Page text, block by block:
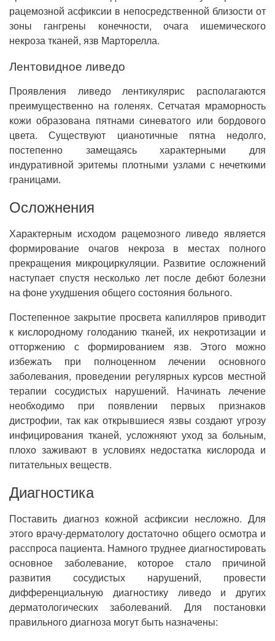
рацемозной асфиксии в непосредственной близости от
зоны гангрены конечности, очага ишемического
некроза тканей, язв Марторелла.
Лентовидное ливедо
Проявления ливедо лентикулярис располагаются
преимущественно на голенях. Сетчатая мраморность
кожи образована пятнами синеватого или бордового
цвета. Существуют цианотичные пятна недолго,
постепенно замещаясь характерными для
индуративной эритемы плотными узлами с нечеткими
границами.
Осложнения
Характерным исходом рацемозного ливедо является
формирование очагов некроза в местах полного
прекращения микроциркуляции. Развитие осложнений
наступает спустя несколько лет после дебют болезни
на фоне ухудшения общего состояния больного.
Постепенное закрытие просвета капилляров приводит
к кислородному голоданию тканей, их некротизации и
отторжению с формированием язв. Этого можно
избежать при полноценном лечении основного
заболевания, проведении регулярных курсов местной
терапии сосудистых нарушений. Начинать лечение
необходимо при появлении первых признаков
дистрофии, так как открывшиеся язвы создают угрозу
инфицирования тканей, усложняют уход за больным,
плохо заживают в условиях недостатка кислорода и
питательных веществ.
Диагностика
Поставить диагноз кожной асфиксии несложно. Для
этого врачу-дерматологу достаточно общего осмотра и
расспроса пациента. Намного труднее диагностировать
основное заболевание, которое стало причиной
развития сосудистых нарушений, провести
дифференциальную диагностику ливедо и других
дерматологических заболеваний. Для постановки
правильного диагноза могут быть назначены: